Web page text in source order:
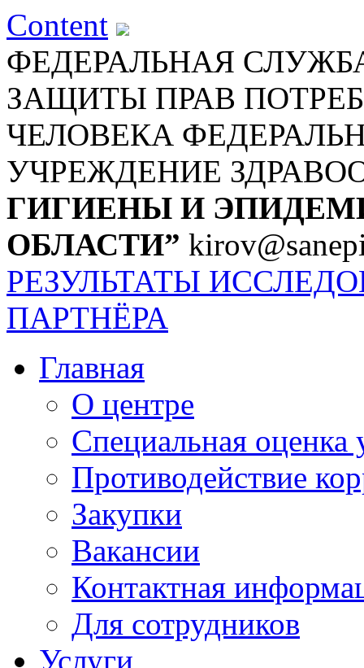
Content
ФЕДЕРАЛЬНАЯ
ЗАЩИТЫ ПРАВ
ЧЕЛОВЕКА
УЧРЕЖДЕНИЕ
ГИГИЕНЫ И
ОБЛАСТИ”
РЕЗУЛЬТАТЫ
ПАРТНЁРА
Главная
О центре
Специальная оценка
Противодействие
Закупки
Вакансии
Контактная
Для сотрудников
Услуги